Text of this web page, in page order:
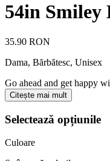
54in Smiley
35.90 RON
Dama, Bărbătesc, Unisex
Go ahead and get happy
Citește mai mult
Selectează opțiunile
Culoare